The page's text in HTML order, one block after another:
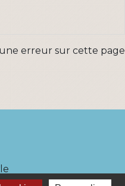
erreur sur cette page
Nantes Métropole